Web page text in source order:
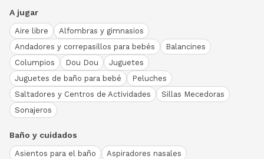
A jugar
Aire libre
Alfombras y gimnasios
Andadores y correpasillos para bebés
Balancines
Columpios
Dou Dou
Juguetes
Juguetes de baño para bebé
Peluches
Saltadores y Centros de Actividades
Sillas Mecedoras
Sonajeros
Baño y cuidados
Asientos para el baño
Aspiradores nasales